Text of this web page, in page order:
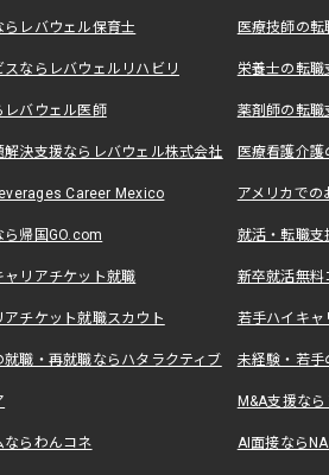
レバウェル保育士 医療技師の
ならレバウェルリハビリ 栄養士の転
レバウェル医師 薬剤師の転
決支援ならレバウェル株式会社 医療看護介
Career Mexico アメリカで
帰国GO.com 就活・転職
リアチケット就職 新卒就活無料
チケット就職スカウト 若手ハイキ
職・再就職ならハタラクティブ 未経験・若手
M&A支援な
ならわんコネ AI面接なら